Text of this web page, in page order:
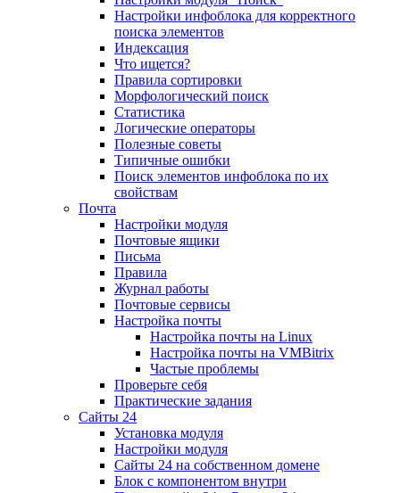
Настройки инфоблока для корректного
поиска элементов
Индексация
Что ищется?
Правила сортировки
Морфологический поиск
Статистика
Логические операторы
Полезные советы
Типичные ошибки
Поиск элементов инфоблока по их
свойствам
Почта
Настройки модуля
Почтовые ящики
Письма
Правила
Журнал работы
Почтовые сервисы
Настройка почты
Настройка почты на Linux
Настройка почты на VMBitrix
Частые проблемы
Проверьте себя
Практические задания
Сайты 24
Установка модуля
Настройки модуля
Сайты 24 на собственном домене
Блок с компонентом внутри